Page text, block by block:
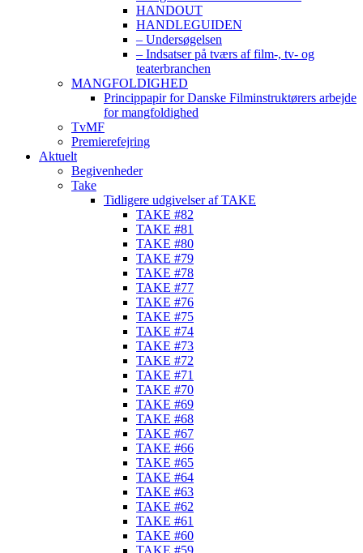
HANDOUT
HANDLEGUIDEN
– Undersøgelsen
– Indsatser på tværs af film-, tv- og
teaterbranchen
MANGFOLDIGHED
Princippapir for Danske Filminstruktørers arbejde
for mangfoldighed
TvMF
Premierefejring
Aktuelt
Begivenheder
Take
Tidligere udgivelser af TAKE
TAKE #82
TAKE #81
TAKE #80
TAKE #79
TAKE #78
TAKE #77
TAKE #76
TAKE #75
TAKE #74
TAKE #73
TAKE #72
TAKE #71
TAKE #70
TAKE #69
TAKE #68
TAKE #67
TAKE #66
TAKE #65
TAKE #64
TAKE #63
TAKE #62
TAKE #61
TAKE #60
TAKE #59